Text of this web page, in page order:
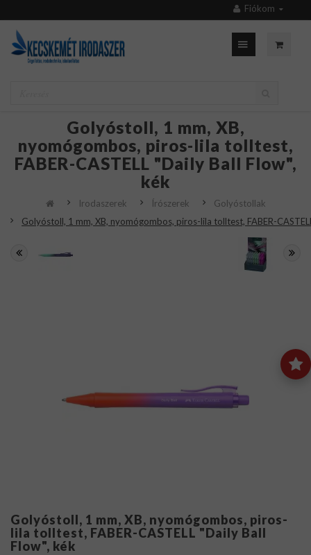
Fiókom
Golyóstoll, 1 mm, XB,
nyomógombos, piros-lila tolltest,
FABER-CASTELL "Daily Ball Flow",
kék
Irodaszerek Írószerek
Golyóstollak
Golyóstoll, 1 mm, XB, nyomógombos, piros-lila tolltest, FABER-
Golyóstoll, 1 mm, XB, nyomógombos, piros-
lila tolltest, FABER-CASTELL "Daily Ball
Flow", kék